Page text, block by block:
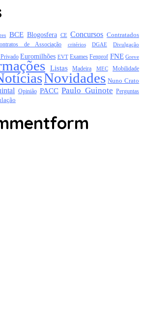
BCE Blogosfera CE Concursos Contratados
de Associação critérios DGAE Divulgação
Euromilhões EVT Exames Fenprof FNE Greve
Listas Madeira MEC Mobilidade
Novidades Nuno Crato
Opinião PACC Paulo Guinote Perguntas